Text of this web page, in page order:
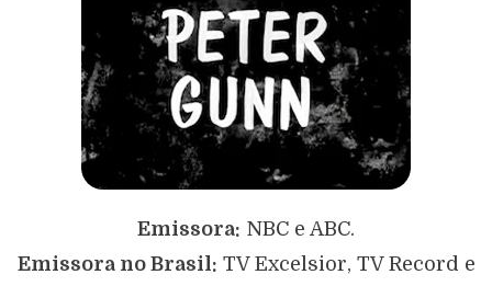
Emissora: NBC e ABC.
Emissora no Brasil: TV Excelsior, TV Record e